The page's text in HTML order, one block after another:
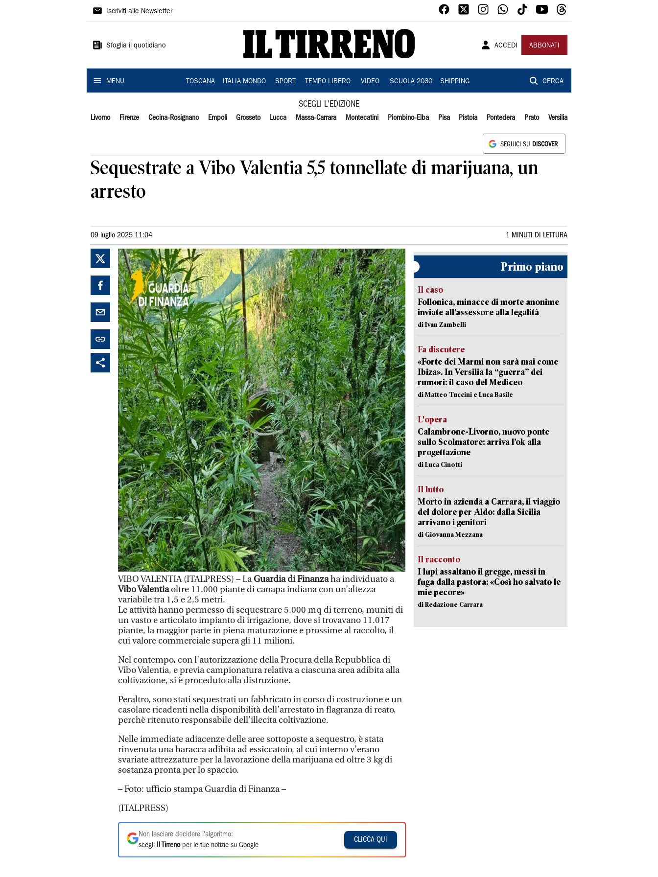
Il
Iscriviti alle Newsletter
Sfoglia il quotidiano ACCEDI ABBONATI
MENU TOSCANA ITALIA MONDO SPORT TEMPO LIBERO VIDEO SCUOLA 2030 SHIPPING CERCA
SCEGLI L'EDIZIONE
Livorno Firenze Cecina-Rosignano Empoli Grosseto Lucca Massa-Carrara Montecatini Piombino-Elba Pisa Pistoia Pontedera Prato Versilia
SEGUICI SU DISCOVER
Sequestrate a Vibo Valentia 5,5 tonnellate di marijuana, un
arresto
09 luglio 2025 11:04 1 MINUTI DI LETTURA
VIBO VALENTIA (ITALPRESS) – LaGuardia di Finanzaha individuato a
Vibo Valentiaoltre 11.000 piante di canapa indiana con un’altezza
variabile tra 1,5 e 2,5 metri.
Le attività hanno permesso di sequestrare 5.000 mq di terreno, muniti di
un vasto e articolato impianto di irrigazione, dove si trovavano 11.017
piante, la maggior parte in piena maturazione e prossime al raccolto, il
cui valore commerciale supera gli 11 milioni.
Nel contempo, con l’autorizzazione della Procura della Repubblica di
Vibo Valentia, e previa campionatura relativa a ciascuna area adibita alla
coltivazione, si è proceduto alla distruzione.
Peraltro, sono stati sequestrati un fabbricato in corso di costruzione e un
casolare ricadenti nella disponibilità dell’arrestato in flagranza di reato,
perchè ritenuto responsabile dell’illecita coltivazione.
Nelle immediate adiacenze delle aree sottoposte a sequestro, è stata
rinvenuta una baracca adibita ad essiccatoio, al cui interno v’erano
svariate attrezzature per la lavorazione della marijuana ed oltre 3 kg di
sostanza pronta per lo spaccio.
– Foto: ufficio stampa Guardia di Finanza –
(ITALPRESS)
Non lasciare decidere l'algoritmo:
scegli
Il Tirrenoper le tue notizie su Google
CLICCA QUI
Primo piano
Il caso
Follonica, minacce di morte anonime
inviate all’assessore alla legalità
di Ivan Zambelli
Fa discutere
«Forte dei Marmi non sarà mai come
Ibiza». In Versilia la “guerra” dei
rumori: il caso del Mediceo
di Matteo Tuccini e Luca Basile
L'opera
Calambrone-Livorno, nuovo ponte
sullo Scolmatore: arriva l’ok alla
progettazione
di Luca Cinotti
Il lutto
Morto in azienda a Carrara, il viaggio
del dolore per Aldo: dalla Sicilia
arrivano i genitori
di Giovanna Mezzana
Il racconto
I lupi assaltano il gregge, messi in
fuga dalla pastora: «Così ho salvato le
mie pecore»
di Redazione Carrara